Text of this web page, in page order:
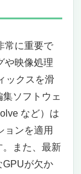
ップ
フルゲー
スプレイ
作業をサ
安心
適な
常に重要で
や映像処理
ックスを滑
ソフトウェ
など）は
ョンを適用
。また、最新
GPUが欠か